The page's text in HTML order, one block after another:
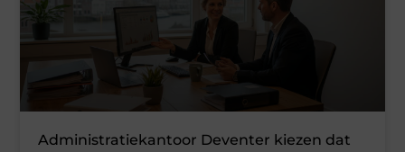
Administratiekantoor Deventer kiezen dat